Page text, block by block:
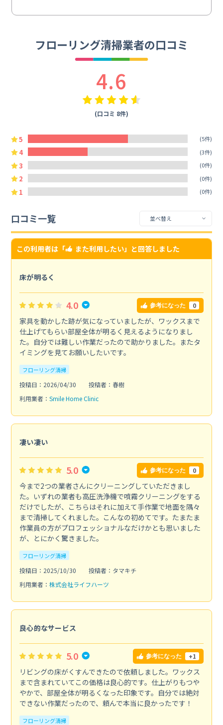
フローリング清掃業者の口コミ
4.6
(口コミ 8件)
5 (5件)
4 (3件)
3 (0件)
2 (0件)
1 (0件)
口コミ一覧
この利用者は「 また利用したい」と回答しました
床が明るく
4.0 参考になった 0
家具を動かした跡が気になっていましたが、ワックスまで
仕上げてもらい部屋全体が明るく見えるようになりまし
た。自分では難しい作業だったので助かりました。またタ
イミングを見てお願いしたいです。
フローリング清掃
投稿日：2026/04/30
投稿者：春樹
利用業者： Smile Home Clinic
凄い凄い
5.0 参考になった 0
今まで2つの業者さんにクリーニングしていただきまし
た。いずれの業者も高圧洗浄機で噴霧クリーニングをする
だけでしたが、こちらはそれに加えて手作業で地面を隅々
まで清掃してくれました。こんなの初めてです。たまたま
作業員の方がプロフェッショナルなだけかとも思いました
が、とにかく驚きました。
フローリング清掃
投稿日：2025/10/30
投稿者：タマキチ
利用業者： 株式会社ライフハーツ
良心的なサービス
5.0 参考になった +1
リビングの床がくすんできたので依頼しました。ワックス
まで含まれていてこの価格は良心的です。仕上がりもつや
やかで、部屋全体が明るくなった印象です。自分では絶対
できない作業だったので、頼んで本当に良かったです！
フローリング清掃